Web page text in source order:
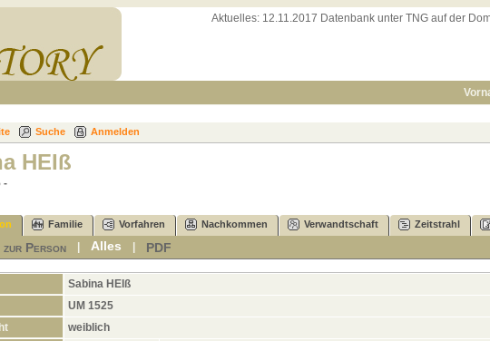
Aktuelles: 12.11.2017 Datenbank unter TNG auf der
Suche Anmelden
HEIß
-
Familie Vorfahren Nachkommen Verwandtschaft Zeitstrahl
zur Person |Alles PDF
Sabina HEIß
UM 1525
weiblich